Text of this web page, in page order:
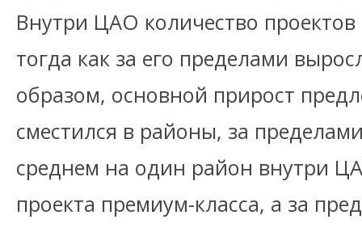
Внутри ЦАО количество
тогда как за его пределами
образом, основной прирост
сместился в районы, за
среднем на один район внутри
проекта премиум-класса, а за